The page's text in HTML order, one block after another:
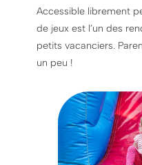
Accessible librement
de jeux est l’un des
petits vacanciers.
un peu !